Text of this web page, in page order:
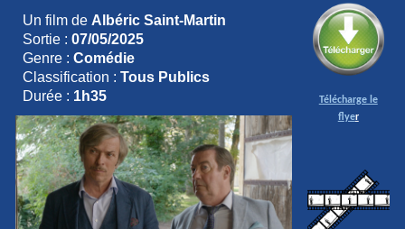
Un film de Albéric Saint-Martin
Sortie :07/05/2025
Genre :Comédie
Classification :Tous Publics
Durée : 1h35
Télécharge le
f lyer